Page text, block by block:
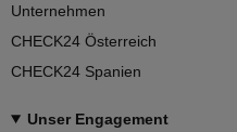
Unternehmen
CHECK24 Österreich
CHECK24 Spanien
Unser Engagement